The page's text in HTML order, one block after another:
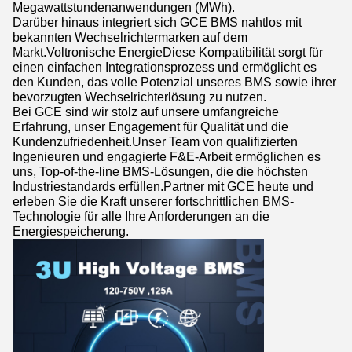
Megawattstundenanwendungen (MWh).
Darüber hinaus integriert sich GCE BMS nahtlos mit
bekannten Wechselrichtermarken auf dem
Markt.Voltronische EnergieDiese Kompatibilität sorgt für
einen einfachen Integrationsprozess und ermöglicht es
den Kunden, das volle Potenzial unseres BMS sowie ihrer
bevorzugten Wechselrichterlösung zu nutzen.
Bei GCE sind wir stolz auf unsere umfangreiche
Erfahrung, unser Engagement für Qualität und die
Kundenzufriedenheit.Unser Team von qualifizierten
Ingenieuren und engagierte F&E-Arbeit ermöglichen es
uns, Top-of-the-line BMS-Lösungen, die die höchsten
Industriestandards erfüllen.Partner mit GCE heute und
erleben Sie die Kraft unserer fortschrittlichen BMS-
Technologie für alle Ihre Anforderungen an die
Energiespeicherung.